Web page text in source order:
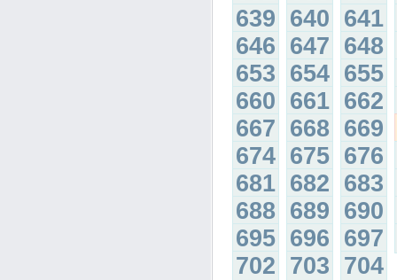
639 640 641
646 647 648
653 654 655
660 661 662
667 668 669
674 675 676
681 682 683
688 689 690
695 696 697
702 703 704